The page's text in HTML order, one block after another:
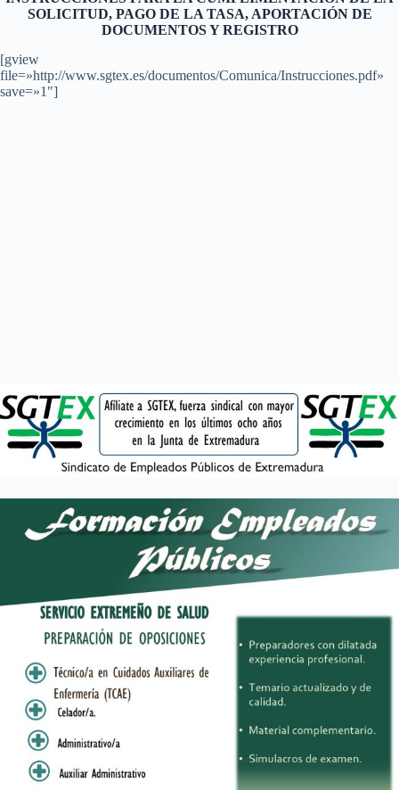
SOLICITUD, PAGO DE LA TASA, APORTACIÓN DE
DOCUMENTOS Y REGISTRO
[gview
file=»http://www.sgtex.es/documentos/Comunica/Instrucciones.pdf»
save=»1″]